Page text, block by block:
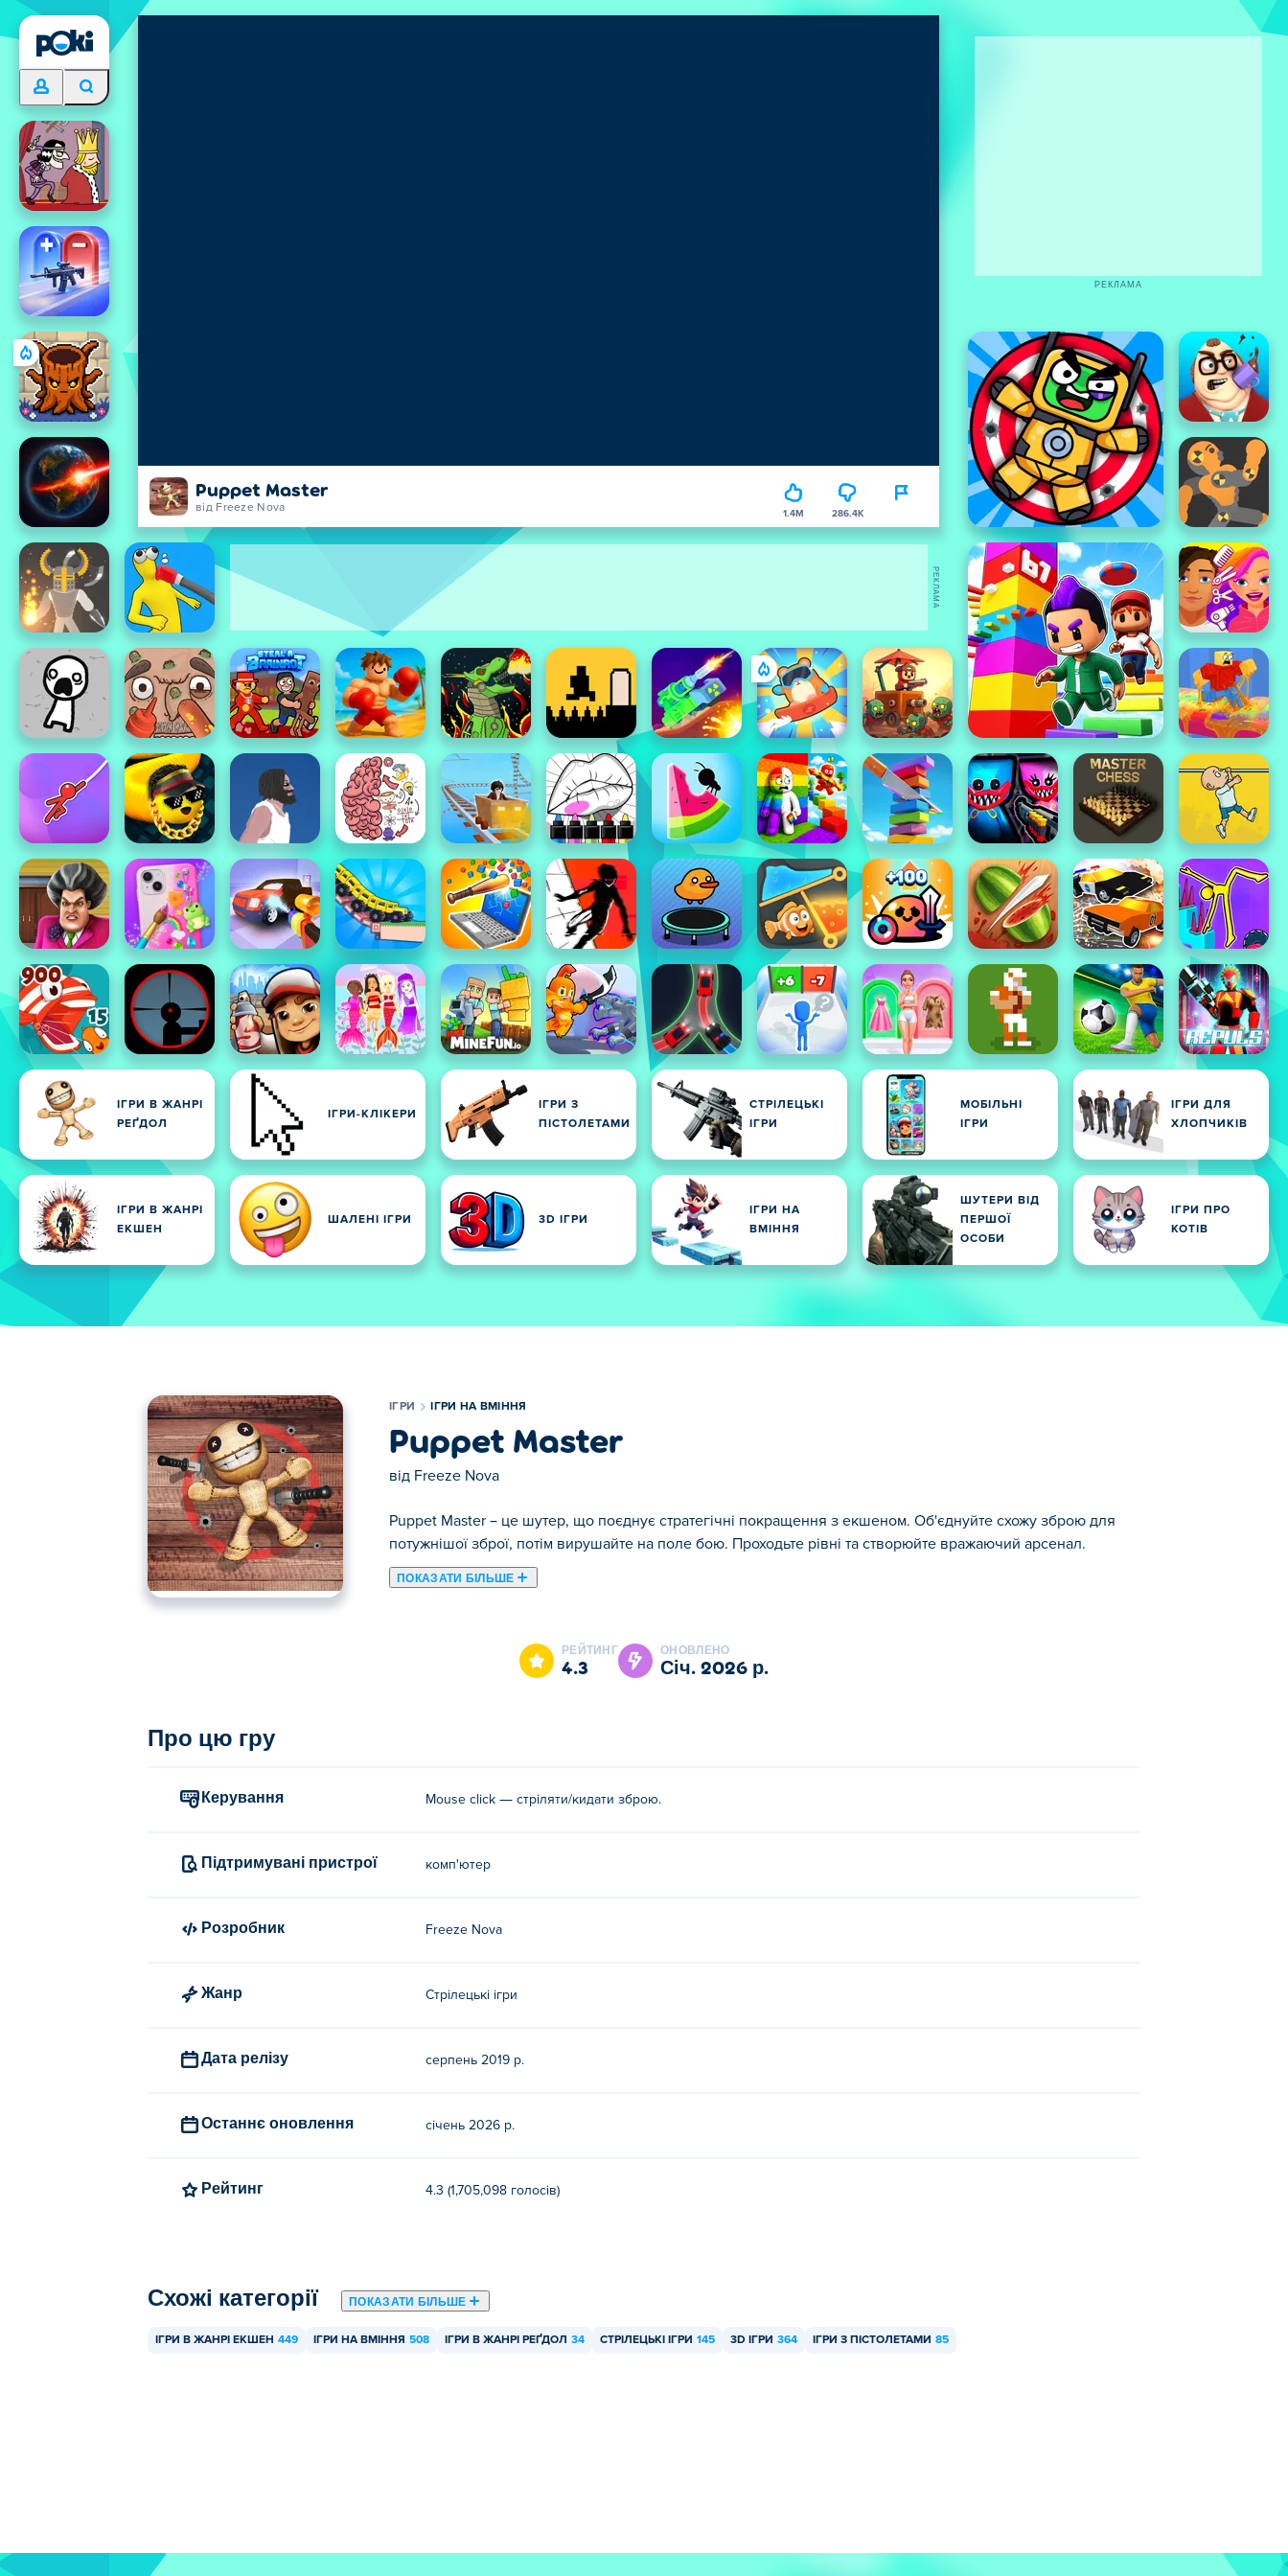
Puppet Master
від Freeze Nova 1.4M 286.4K
ІГРИ В ЖАНРІ
РЕҐДОЛ
ІГРИ-КЛІКЕРИ
ІГРИ З
ПІСТОЛЕТАМИ
СТРІЛЕЦЬКІ
ІГРИ
МОБІЛЬНІ
ІГРИ
ІГРИ ДЛЯ
ХЛОПЧИКІВ
ІГРИ В ЖАНРІ
ЕКШЕН
ШАЛЕНІ ІГРИ 3D ІГРИ
ІГРИ НА
ВМІННЯ
ШУТЕРИ ВІД
ПЕРШОЇ
ОСОБИ
ІГРИ ПРО
КОТІВ
РЕКЛАМА
РЕКЛАМА
ІГРИ ІГРИ НА ВМІННЯ
Puppet Master
від Freeze Nova
Puppet Master – це шутер, що поєднує стратегічні покращення з екшеном. Об'єднуйте схожу зброю для
потужнішої зброї, потім вирушайте на поле бою. Проходьте рівні та створюйте вражаючий арсенал.
ПОКАЗАТИ БІЛЬШЕ
Тут ви можете грати в Puppet Master. Puppet Master є одним із наших обраних Ігри на вміння.
РЕЙТИНГ
4.3
ОНОВЛЕНО
січ. 2026 р.
Про цю гру
Керування Mouse click — стріляти/кидати зброю.
Підтримувані пристрої комп'ютер
Розробник Freeze Nova
Жанр Стрілецькі ігри
Дата релізу серпень 2019 р.
Останнє оновлення січень 2026 р.
Рейтинг 4.3 (1,705,098 голосів)
Схожі категорії ПОКАЗАТИ БІЛЬШЕ
ІГРИ В ЖАНРІ ЕКШЕН 449 ІГРИ НА ВМІННЯ 508 ІГРИ В ЖАНРІ РЕҐДОЛ 34 СТРІЛЕЦЬКІ ІГРИ 145 3D ІГРИ 364 ІГРИ З ПІСТОЛЕТАМИ 85